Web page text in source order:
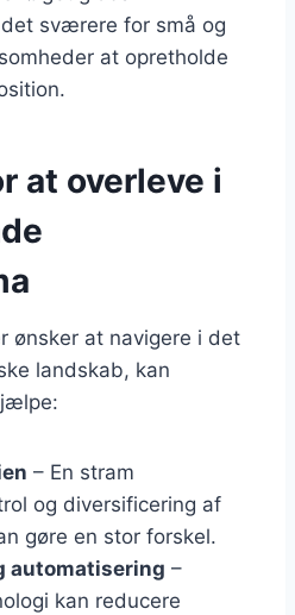
sværere for små og
at opretholde
at overleve i
ønsker at navigere i det
landskab, kan
– En stram
og diversificering af
gøre en stor forskel.
automatisering –
kan reducere